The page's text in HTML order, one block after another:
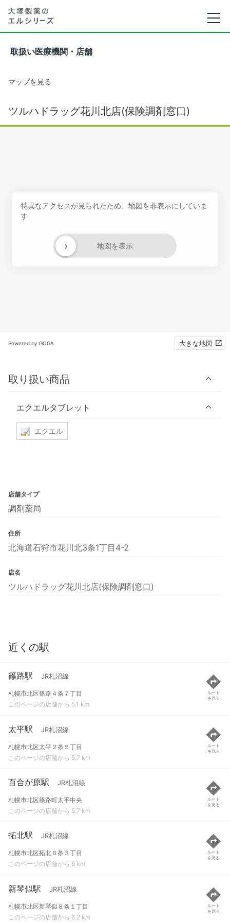
取扱い医療機関・店舗
マップを見る
ツルハドラッグ花川北店(保険調剤窓口)
特異なアクセスが見られたため、地図を非表示にしていま
す
地図を表示
›
Powered by GOGA 大きな地図
取り扱い商品
エクエルタブレット
エクエル
店舗タイプ
調剤薬局
住所
北海道石狩市花川北3条1丁目4-2
店名
ツルハドラッグ花川北店(保険調剤窓口)
近くの駅
篠路駅 JR札沼線
札幌市北区篠路４条７丁目
このページの店舗から 5.1 km
ルート
を見る
太平駅 JR札沼線
札幌市北区太平２条５丁目
このページの店舗から 5.7 km
ルート
を見る
百合が原駅 JR札沼線
札幌市北区篠路町太平中央
このページの店舗から 5.7 km
ルート
を見る
拓北駅 JR札沼線
札幌市北区拓北６条３丁目
このページの店舗から 6 km
ルート
を見る
新琴似駅 JR札沼線
札幌市北区新琴似８条１丁目
このページの店舗から 6.2 km
ルート
を見る